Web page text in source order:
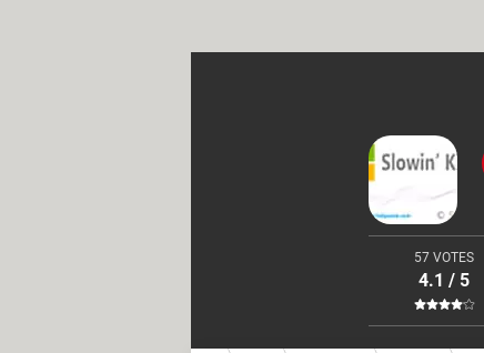
57 VOTES
4.1 / 5